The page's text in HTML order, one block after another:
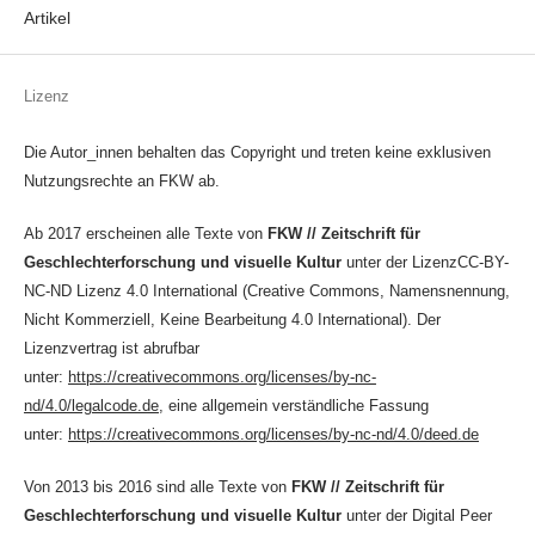
Artikel
Lizenz
Die Autor_innen behalten das Copyright und treten keine exklusiven
Nutzungsrechte an FKW ab.
Ab 2017 erscheinen alle Texte von FKW // Zeitschrift für
Geschlechterforschung und visuelle Kulturunter der LizenzCC-BY-
NC-ND Lizenz 4.0 International (Creative Commons, Namensnennung,
Nicht Kommerziell, Keine Bearbeitung 4.0 International). Der
Lizenzvertrag ist abrufbar
unter: https://creativecommons.org/licenses/by-nc-
nd/4.0/legalcode.de, eine allgemein verständliche Fassung
unter: https://creativecommons.org/licenses/by-nc-nd/4.0/deed.de
Von 2013 bis 2016 sind alle Texte von FKW // Zeitschrift für
Geschlechterforschung und visuelle Kulturunter der Digital Peer